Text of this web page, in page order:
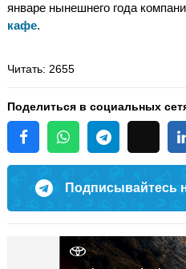
январе нынешнего года
кафе.
Читать: 2655
Поделиться в социальных
Подписывайтесь